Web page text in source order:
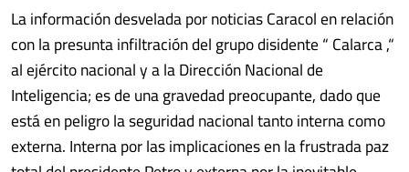
La información desvelada por noticias Caracol en relación
con la presunta infiltración del grupo disidente “ Calarca ,“
al ejército nacional y a la Dirección Nacional de
Inteligencia; es de una gravedad preocupante, dado que
está en peligro la seguridad nacional tanto interna como
externa. Interna por las implicaciones en la frustrada paz